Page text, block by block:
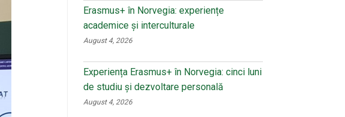
Erasmus+ în Norvegia: experiențe
academice și interculturale
August 4, 2026
Experiența Erasmus+ în Norvegia: cinci luni
de studiu și dezvoltare personală
August 4, 2026